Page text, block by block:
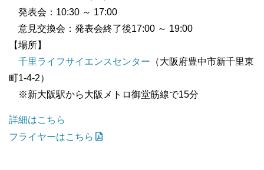
発表会：10:30 ～ 17:00
意見交換会：発表会終了後17:00 ～ 19:00
【場所】
千里ライフサイエンスセンター （大阪府豊中市新千里東
町1-4-2）
※新大阪駅から大阪メトロ御堂筋線で15分
詳細はこちら
フライヤーはこちら